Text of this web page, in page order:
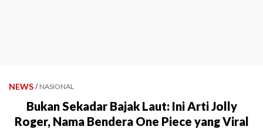
NEWS / NASIONAL
Bukan Sekadar Bajak Laut: Ini Arti Jolly
Roger, Nama Bendera One Piece yang Viral